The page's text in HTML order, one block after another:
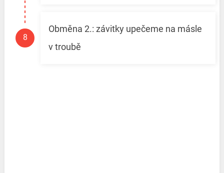
Obměna 2.: závitky upečeme na másle
v troubě